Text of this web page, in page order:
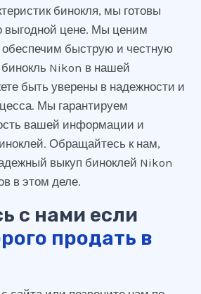
бинокля, мы готовы
выгодной цене. Мы ценим
обеспечим быструю и честную
Nikon в нашей
быть уверены в надежности и
Мы гарантируем
вашей информации и
Обращайтесь к нам,
выкуп биноклей Nikon
в этом деле.
с нами если
продать в